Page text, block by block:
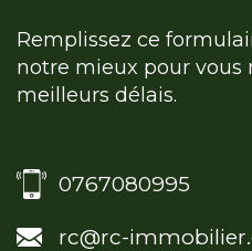
Remplissez ce
notre mieux pour vous
meilleurs délais.
0767080995
rc@rc-